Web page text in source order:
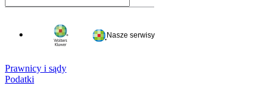
Nasze serwisy
Prawnicy i sądy
Podatki